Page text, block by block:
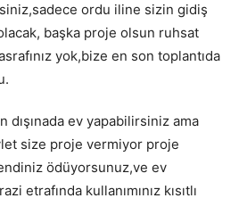
ordu iline sizin gidiş
başka proje olsun ruhsat
yok,bize en son toplantıda
dışınada ev yapabilirsiniz ama
size proje vermiyor proje
ödüyorsunuz,ve ev
etrafında kullanımınız kısıtlı